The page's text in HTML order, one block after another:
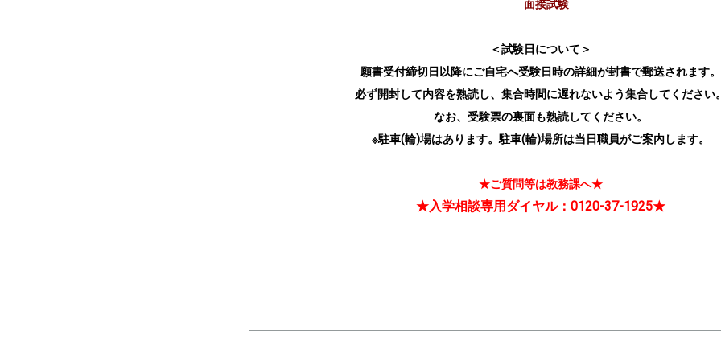
面接試験
＜試験日について＞
願書受付締切日以降にご自宅へ受験日時の詳細が封書で郵送されます。
必ず開封して内容を熟読し、集合時間に遅れないよう集合してください
なお、受験票の裏面も熟読してください。
※駐車(輪)場はあります。駐車(輪)場所は当日職員がご案内します。
★ご質問等は教務課へ★
★入学相談専用ダイヤル：0120-37-1925★